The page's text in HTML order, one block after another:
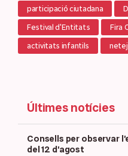
participació ciutadana
Festival d'Entitats Fira
activitats infantils
Últimes notícies
Consells per observar
del 12 d’agost